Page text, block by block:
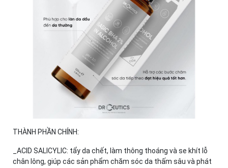
THÀNH PHẦN CHÍNH:
_ACID SALICYLIC: tẩy da chết, làm thông thoáng và se khít lỗ
chân lông, giúp các sản phẩm chăm sóc da thấm sâu và phát